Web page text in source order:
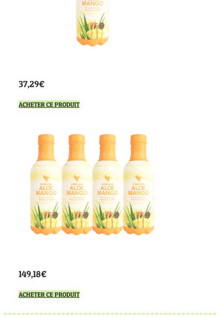
37,29€
ACHETER CE PRODUIT
149,18€
ACHETER CE PRODUIT